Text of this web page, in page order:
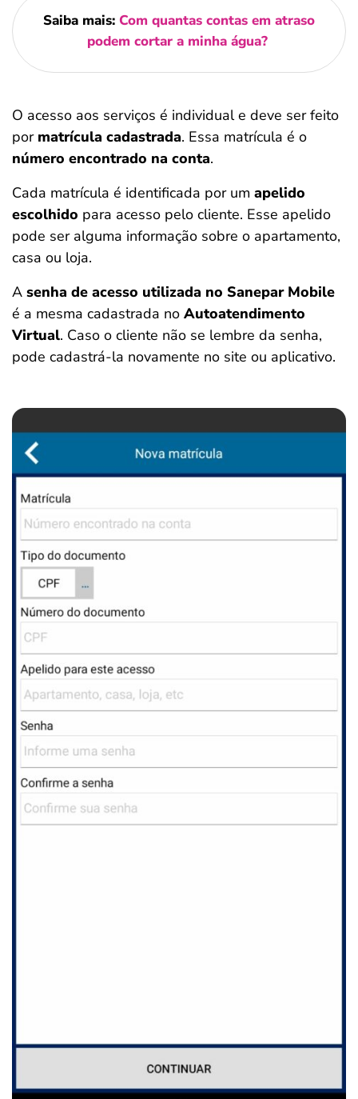
Saiba mais: Com quantas contas em atraso
podem cortar a minha água?
O acesso aos serviços é individual e deve ser feito
por matrícula cadastrada. Essa matrícula é o
número encontrado na conta.
Cada matrícula é identificada por um apelido
escolhido para acesso pelo cliente. Esse apelido
pode ser alguma informação sobre o apartamento,
casa ou loja.
A senha de acesso utilizada no Sanepar Mobile
é a mesma cadastrada no Autoatendimento
Virtual. Caso o cliente não se lembre da senha,
pode cadastrá-la novamente no site ou aplicativo.